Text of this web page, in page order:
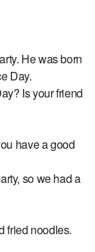
He was born
Day.
Is your friend
have a good
so we had a
fried noodles.